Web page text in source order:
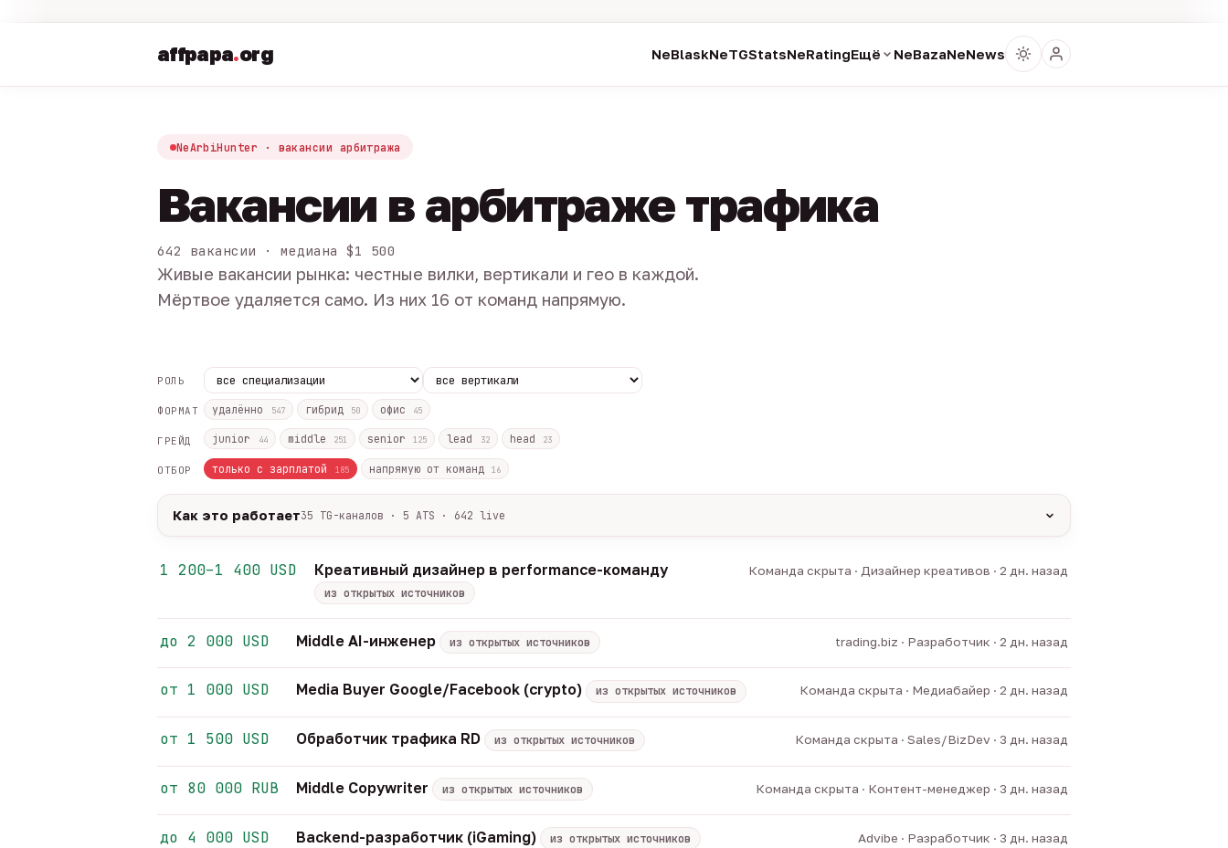
affpapa.org NeBlaskNeTGStatsNeRatingЕщё NeBazaNeNews
NeArbiHunter · вакансии арбитража
Вакансии в арбитраже трафика
642 вакансии · медиана $1 500
Живые вакансии рынка: честные вилки, вертикали и гео в каждой.
Мёртвое удаляется само. Из них 16 от команд напрямую.
РОЛЬ
ФОРМАТ удалённо 547 гибрид 50 офис 45
ГРЕЙД junior 44 middle 251 senior 125 lead 32 head 23
ОТБОР только с зарплатой 185 напрямую от команд 16
Как это работает35 TG-каналов · 5 ATS · 642 live
Разбор:нейронка разбирает сырец каждые 30 минут — роль, вертикаль, формат, вилка, грейд.
без предоплат и взносов, без обещаний гарантированного дохода, без увода в сторонние боты.
протухшее удаляется автоматически через 30 дней.
ATS-площадок · вакансии live —методология
1 200–1 400 USD Креативный дизайнер в performance-команду
из открытых источников
Команда скрыта · Дизайнер креативов · 2 дн. назад
до 2 000 USD Middle AI-инженер из открытых источников trading.biz · Разработчик · 2 дн. назад
от 1 000 USD Media Buyer Google/Facebook (crypto) из открытых источников Команда скрыта · Медиабайер · 2 дн. назад
от 1 500 USD Обработчик трафика RD из открытых источников Команда скрыта · Sales/BizDev · 3 дн. назад
от 80 000 RUB Middle Copywriter из открытых источников Команда скрыта · Контент-менеджер · 3 дн. назад
до 4 000 USD Backend-разработчик (iGaming) из открытых источников Advibe · Разработчик · 3 дн. назад